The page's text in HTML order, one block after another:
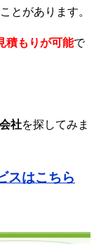
ことがあります。
積もりが可能で
社を探してみま
スはこちら